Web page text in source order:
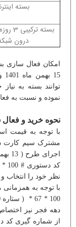
بسته اینترنت
بسته
درون
توانند بسته به
نموده و نسبت به
نحوه خرید و
با توجه به قیمت
مشترک سیم کارت
نظر خود را انتخاب
با توجه به
دهه فجر نیز
از شماره گیری کد